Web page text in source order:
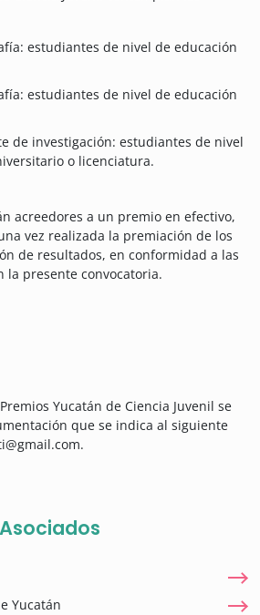
estudiantes de nivel de educación
estudiantes de nivel de educación
de investigación: estudiantes de nivel
o licenciatura.
acreedores a un premio en efectivo,
vez realizada la premiación de los
de resultados, en conformidad a las
la presente convocatoria.
Yucatán de Ciencia Juvenil se
que se indica al siguiente
Yucatán